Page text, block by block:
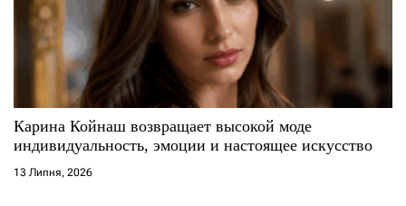
с
і
Карина Койнаш возвращает высокой моде
индивидуальность, эмоции и настоящее искусство
13 Липня, 2026